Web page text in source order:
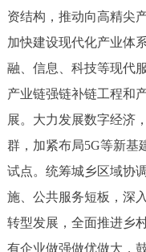
资结构，推动向高精尖
加快建设现代化产业体
融、信息、科技等现代
产业链强链补链工程和
展。大力发展数字经济
群，加紧布局5G等新基
试点。统筹城乡区域协
施、公共服务短板，深
转型发展，全面推进乡
有企业做强做优做大，